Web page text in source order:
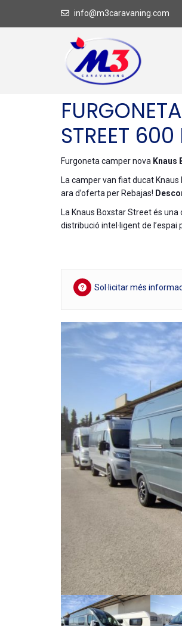
info@m3caravaning.com
STREET
Furgoneta camper nova Knaus
La camper van fiat ducat
ara d’oferta per Rebajas!
La Knaus Boxstar Street és
distribució intel·ligent de
Sol·licitar més